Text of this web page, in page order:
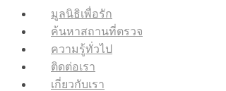
มูลนิธิเพื่อรัก
ค้นหาสถานที่ตรวจ
ความรู้ทั่วไป
ติดต่อเรา
เกี่ยวกับเรา